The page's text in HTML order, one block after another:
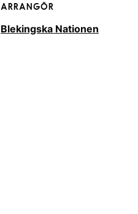
ARRANGÖR
Blekingska Nationen